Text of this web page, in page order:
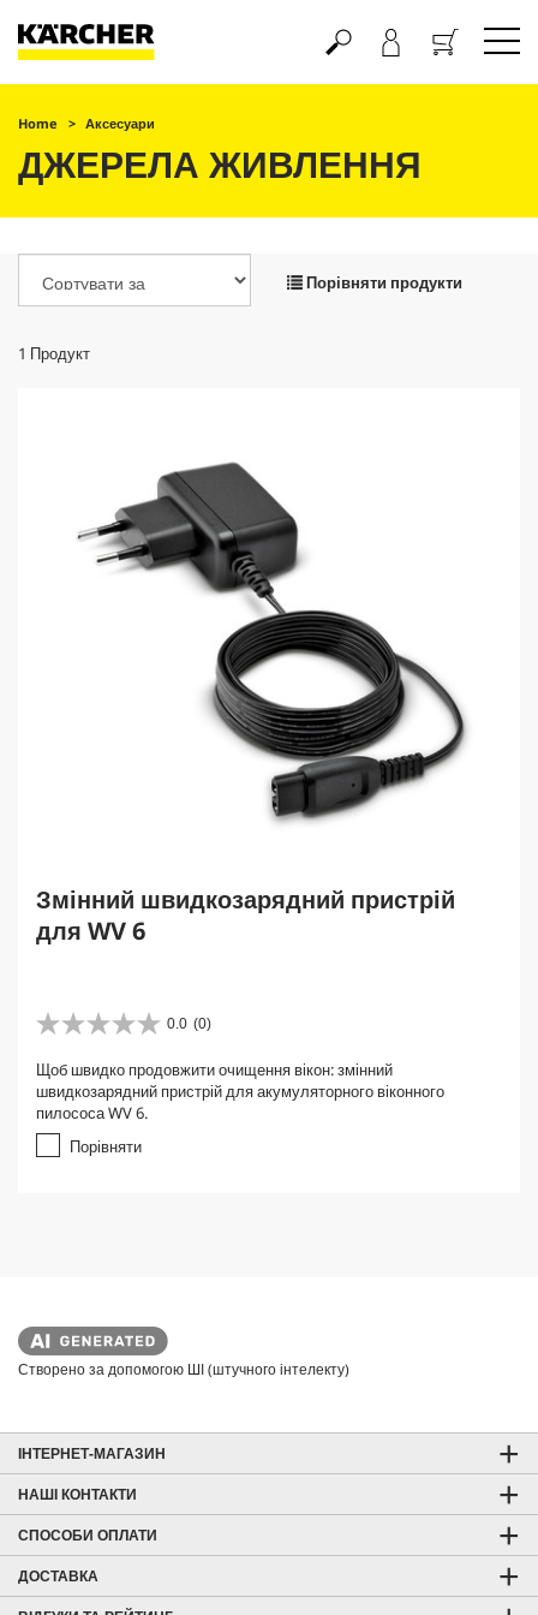
Кошик
Home Аксесуари
ДЖЕРЕЛА ЖИВЛЕННЯ
Порівняти продукти
1 Продукт
Змінний швидкозарядний пристрій
для WV 6
0.0 (0)
0
0
з
5
і
Щоб швидко продовжити очищення вікон: змінний
швидкозарядний пристрій для акумуляторного віконного
пилососа WV 6.
Порівняти
Створено за допомогою ШІ (штучного інтелекту)
ІНТЕРНЕТ-МАГАЗИН
НАШІ КОНТАКТИ
СПОСОБИ ОПЛАТИ
ДОСТАВКА